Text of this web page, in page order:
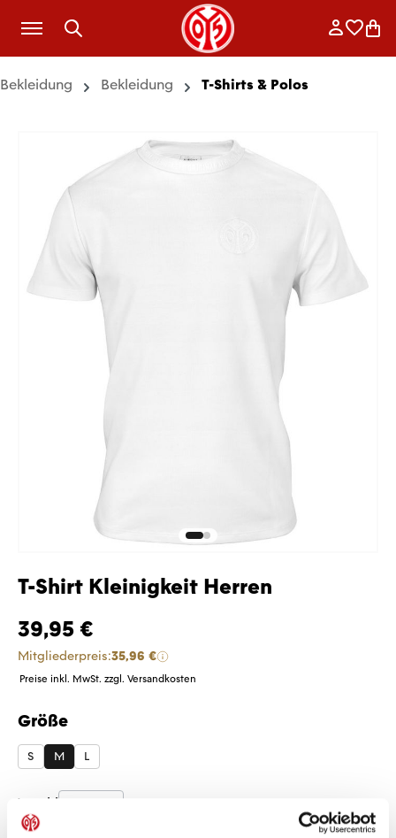
Zum Hauptinhalt springen
Bekleidung Bekleidung T-Shirts & Polos
T-Shirt Kleinigkeit Herren
39,95 €
Mitgliederpreis:35,96 €
Preise inkl. MwSt. zzgl. Versandkosten
Größe
auswählen
S M L
Produkt Anzahl: Gib den gewünschten
Anzahl